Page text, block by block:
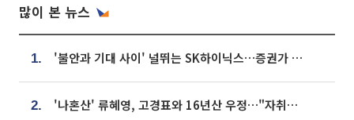
많이 본 뉴스
1. '불안과 기대 사이' 널뛰는 SK하이닉스…증권가 "HBM4·LTA 기반 펀터멘털 견고"
2. '나혼산' 류혜영, 고경표와 16년산 우정…"자취방서 부모님과 마주쳐"